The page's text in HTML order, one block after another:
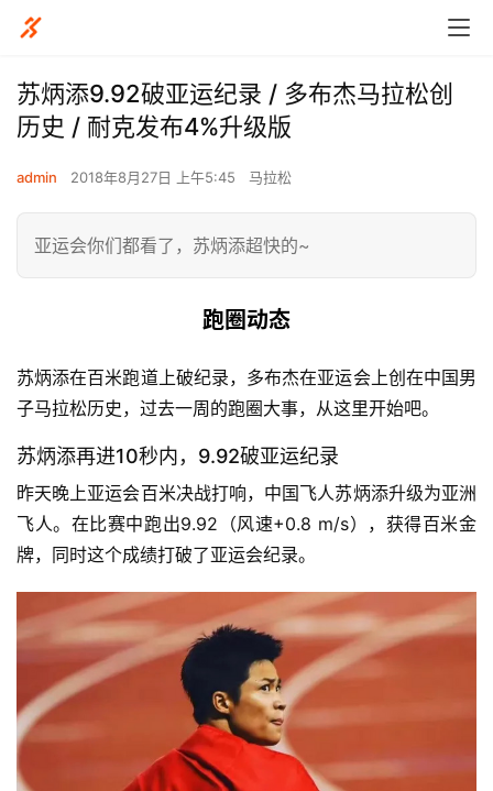
苏炳添9.92破亚运纪录 / 多布杰马拉松创
历史 / 耐克发布4%升级版
admin 2018年8月27日 上午5:45 马拉松
亚运会你们都看了，苏炳添超快的~
跑圈动态
苏炳添在百米跑道上破纪录，多布杰在亚运会上创在中国男
子马拉松历史，过去一周的跑圈大事，从这里开始吧。
苏炳添再进10秒内，9.92破亚运纪录
昨天晚上亚运会百米决战打响，中国飞人苏炳添升级为亚洲
飞人。在比赛中跑出9.92（风速+0.8 m/s），获得百米金
牌，同时这个成绩打破了亚运会纪录。